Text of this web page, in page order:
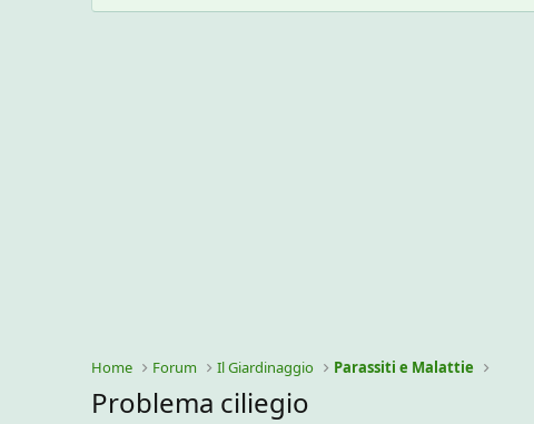
Home Forum Il Giardinaggio Parassiti e Malattie
Problema ciliegio